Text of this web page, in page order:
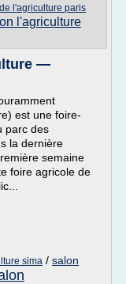
l'agriculture paris
l'agriculture
—
est une foire-
parc des
la dernière
semaine
foire agricole de
sima / salon